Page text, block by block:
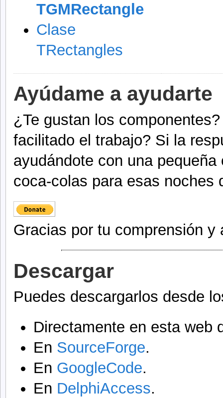
TGMRectangle
Clase
TRectangles
Ayúdame a ayudarte
¿Te gustan los
facilitado el trabajo? Si la
ayudándote con una
coca-colas para esas noches
Gracias por tu comprensión
Descargar
Puedes descargarlos desde
Directamente en esta web
En SourceForge.
En GoogleCode.
En DelphiAccess.